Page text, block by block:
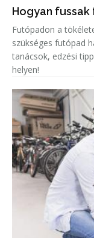
Hogyan
Futópadon a
szükséges futópad
tanácsok, edzési
helyen!